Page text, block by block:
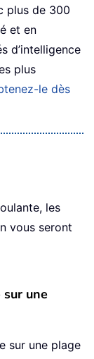
plus de 300
et en
d’intelligence
plus
le dès
les
vous seront
une
sur une plage